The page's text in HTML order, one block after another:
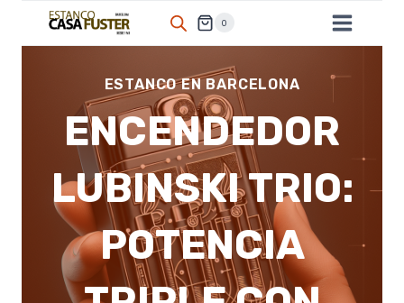
0
ESTANCO EN BARCELONA
ENCENDEDOR
LUBINSKI TRIO:
POTENCIA